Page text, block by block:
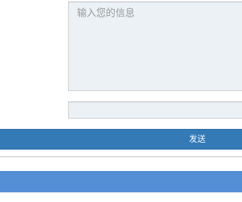
发送